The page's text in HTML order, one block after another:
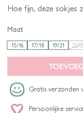
Hoe fijn, deze sokjes
Maat
15/16 17/18 19/21 22/
Gratis verzonden
Persoonlijke